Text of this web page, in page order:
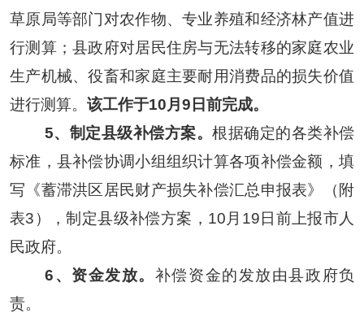
草原局等部门对农作物、专业养殖和经济林产值进
行测算； 县政府对居民住房与无法转移的家庭农业
生产机械、役畜和家庭主要耐用消费品的损失价值
进行测算。 该工作于10月 9 日前完成。
5、制定县级补偿方案。根据确定的各类补偿
标准，县补偿协调小组组织计算各项补偿金额，填
写《蓄滞洪区居民财产损失补偿汇总申报表》（附
表3），制定县级补偿方案， 10 月 19 日前上报市人
民政府。
6 、资金发放。 补偿资金的发放由县政府负
责。